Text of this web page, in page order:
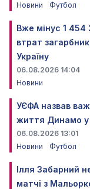
Новини
Футбол
Вже мінус 1 454
втрат
Україну
06.08.2026 14:04
Новини
УЄФА назвав
життя Динамо у
06.08.2026 13:01
Новини
Футбол
Ілля Забарний
матчі з